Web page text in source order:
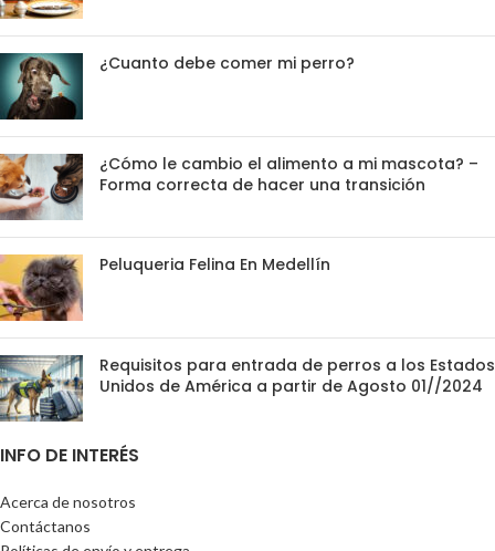
¿Cuanto debe comer mi perro?
¿Cómo le cambio el alimento a mi mascota? –
Forma correcta de hacer una transición
Peluqueria Felina En Medellín
Requisitos para entrada de perros a los Estados
Unidos de América a partir de Agosto 01//2024
INFO DE INTERÉS
Acerca de nosotros
Contáctanos